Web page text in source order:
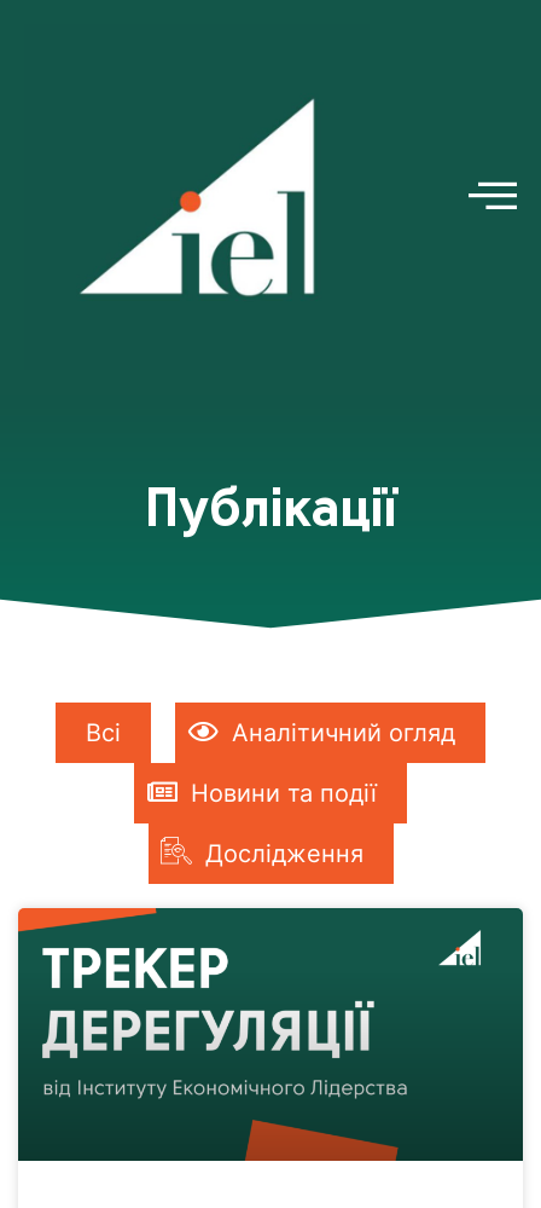
Публікації
Всі Аналітичний огляд
Новини та події
Дослідження